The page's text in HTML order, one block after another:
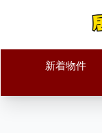
新着物件